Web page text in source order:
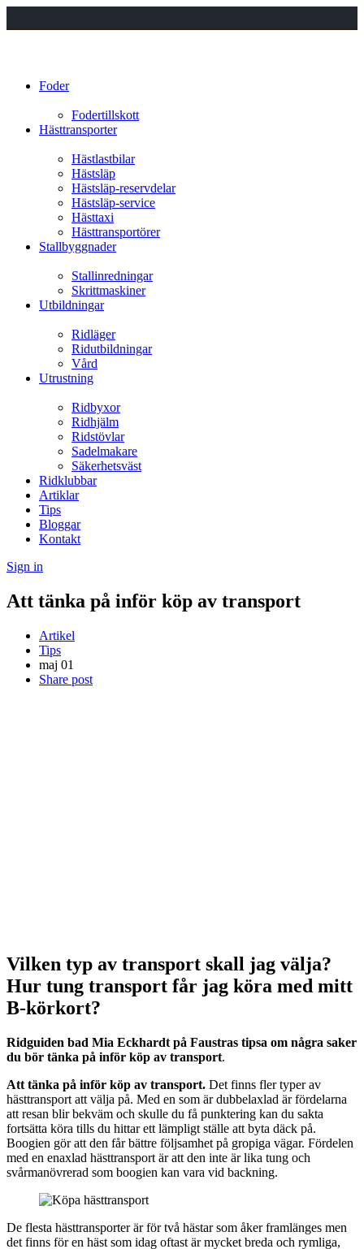
Foder
Fodertillskott
Hästtransporter
Hästlastbilar
Hästsläp
Hästsläp-reservdelar
Hästsläp-service
Hästtaxi
Hästtransportörer
Stallbyggnader
Stallinredningar
Skrittmaskiner
Utbildningar
Ridläger
Ridutbildningar
Vård
Utrustning
Ridbyxor
Ridhjälm
Ridstövlar
Sadelmakare
Säkerhetsväst
Ridklubbar
Artiklar
Tips
Bloggar
Kontakt
Sign in
Att tänka på inför köp av transport
Artikel
Tips
maj 01
Share post
Vilken typ av transport skall jag välja?
Hur tung transport får jag köra med mitt
B-körkort?
Ridguiden bad Mia Eckhardt på Faustras tipsa om några saker
du bör tänka på inför köp av transport.
Att tänka på inför köp av transport. Det finns fler typer av
hästtransport att välja på. Med en som är dubbelaxlad är fördelarna
att resan blir bekväm och skulle du få punktering kan du sakta
fortsätta köra tills du hittar ett lämpligt ställe att byta däck på.
Boogien gör att den får bättre följsamhet på gropiga vägar. Fördelen
med en enaxlad hästtransport är att den inte är lika tung och
svårmanövrerad som boogien kan vara vid backning.
De flesta hästtransporter är för två hästar som åker framlänges men
det finns för en häst som idag oftast är mycket breda och rymliga,